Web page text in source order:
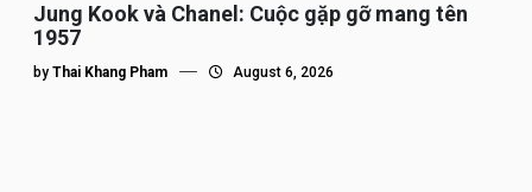
Jung Kook và Chanel: Cuộc gặp gỡ mang tên
1957
by Thai Khang Pham August 6, 2026